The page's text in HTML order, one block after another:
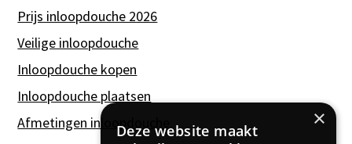
Prijs inloopdouche 2026
Veilige inloopdouche
Inloopdouche kopen
Inloopdouche plaatsen
Afmetingen inloopdouche
×
Deze website maakt